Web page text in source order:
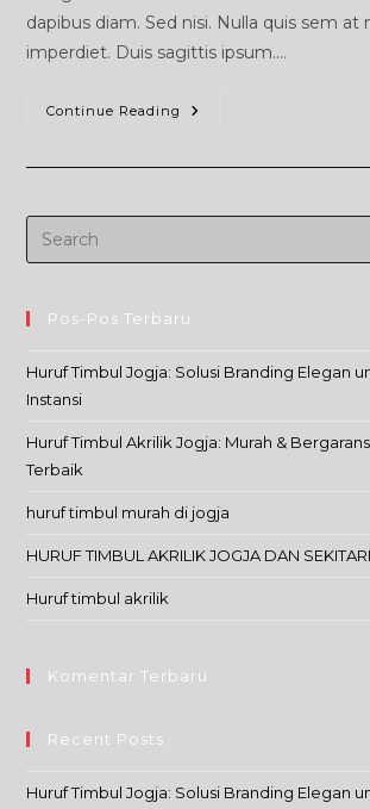
dapibus diam. Sed nisi. Nulla quis sem
imperdiet. Duis sagittis ipsum.…
Continue Reading Huruf
Di
Pos-Pos Terbaru
Huruf Timbul Jogja: Solusi Branding Elegan
Instansi
Huruf Timbul Akrilik Jogja: Murah &
Terbaik
huruf timbul murah di jogja
HURUF TIMBUL AKRILIK JOGJA DAN
Huruf timbul akrilik
Komentar Terbaru
Recent Posts
Huruf Timbul Jogja: Solusi Branding Elegan